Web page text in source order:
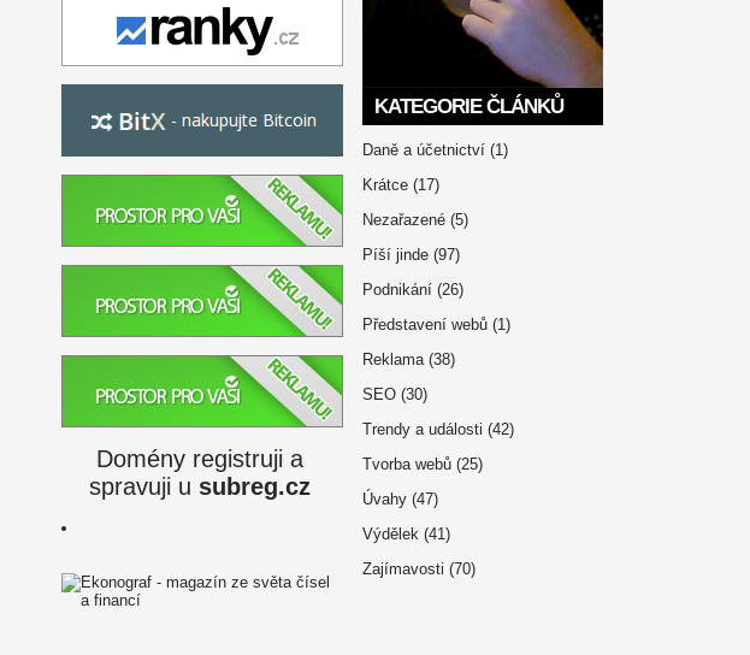
Domény registruji a
spravuji u subreg.cz
KATEGORIE ČLÁNKŮ
Daně a účetnictví (1)
Krátce (17)
Nezařazené (5)
Píší jinde (97)
Podnikání (26)
Představení webů (1)
Reklama(38)
SEO (30)
Trendy a události (42)
Tvorba webů (25)
Úvahy (47)
Výdělek (41)
Zajímavosti (70)